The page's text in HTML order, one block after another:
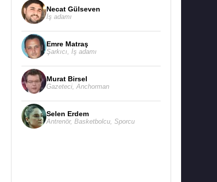
Necat Gülseven
İş adamı
Emre Matraş
Şarkıcı İş adamı
Murat Birsel
Gazeteci, Anchorman
Selen Erdem
Antrenör, Basketbolcu, Sporcu